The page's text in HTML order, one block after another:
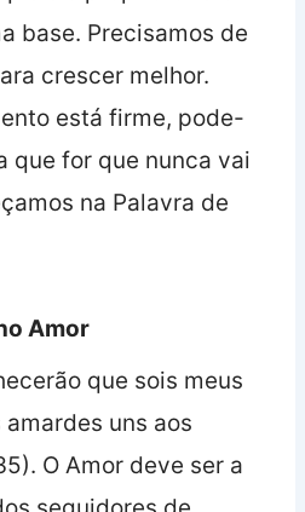
base. Precisamos de
crescer melhor.
está firme, pode-
que for que nunca vai
na Palavra de
Amor
que sois meus
uns aos
O Amor deve ser a